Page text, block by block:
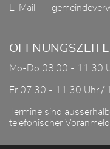
E-Mail
Mo-Do 08.00 - 11.30
Fr 07.30 - 11.30 Uhr /
Termine sind
telefonischer